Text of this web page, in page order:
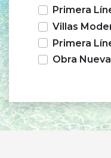
Primera
Villas
Primera
Obra Nueva